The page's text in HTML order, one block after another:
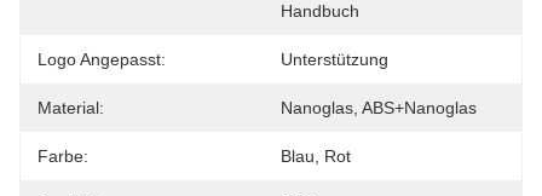
Handbuch
Logo Angepasst: Unterstützung
Material: Nanoglas, ABS+Nanoglas
Farbe: Blau, Rot